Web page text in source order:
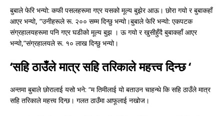
बुबाले फेरि भन्यो: कफी पसलहरूमा गएर यसको मूल्य बुझेर आऊ। छोरा गयो र बुबाकहाँ
आएर भन्यो, “उनीहरूले रू. २०० सम्म दिन्छु भन्यो।बुबाले फेरि भन्यो: एकपटक
संग्रहालयहरूमा पनि गएर घडीको मूल्य बुझ । ऊ गयो र खुसीहुँदै बुबाकहाँ आएर
भन्यो,”संग्रहालयले रू. १० लाख दिन्छु भन्यो।
‘सहि ठाउँले मात्र सहि तरिकाले महत्त्व दिन्छ ‘
अन्तमा बुबाले छोरालाई यसो भने: “म तिमीलाई यो बताउन चाहन्थे कि सहि ठाउँले मात्र
सहि तरिकाले महत्त्व दिन्छ। गलत ठाउँमा आफूलाई नखोज।